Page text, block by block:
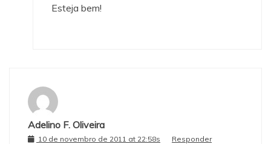
Esteja bem!
Adelino F. Oliveira
10 de novembro de 2011 at 22:58s Responder